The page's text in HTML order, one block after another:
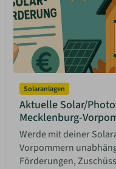
Einrichtung
Grundstücke
Haus & Garten
Hauskauf
Inspiration
Mieten & Vermieten
Minimalismus
Rechtliches
Solaranlagen
Sparen
Solaranlagen
Aktuelle Solar/
Mecklenburg-
Werde mit deiner
Vorpommern
Förderungen,